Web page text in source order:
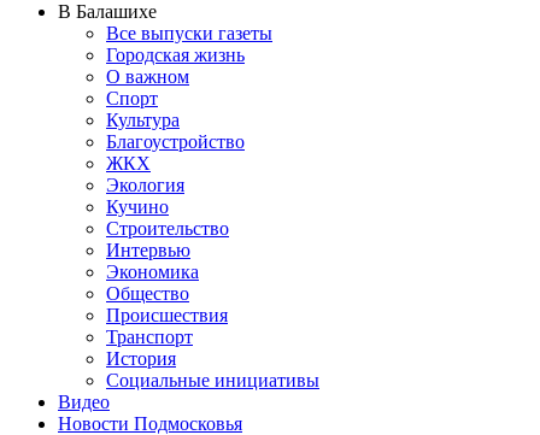
В Балашихе
Все выпуски газеты
Городская жизнь
О важном
Спорт
Культура
Благоустройство
ЖКХ
Экология
Кучино
Строительство
Интервью
Экономика
Общество
Происшествия
Транспорт
История
Социальные инициативы
Видео
Новости Подмосковья